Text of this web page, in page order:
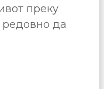
преку
да